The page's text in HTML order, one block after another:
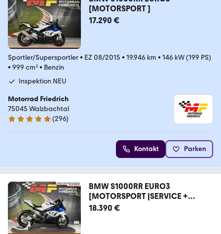
[MOTORSPORT ]
17.290 €
Sportler/Supersportler• EZ 08/2015 • 19.946 km • 146 kW (199 PS)
• 999 cm³• Benzin
Inspektion NEU
Motorrad Friedrich
75045 Walzbachtal
4.8 Sterne
(296)
Kontakt Parken
BMW S1000RR EURO3
[MOTORSPORT |SERVICE +
REIFEN NEU]
18.390 €